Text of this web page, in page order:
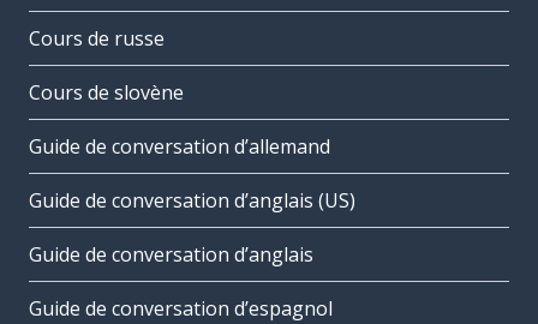
Cours de russe
Cours de slovène
Guide de conversation d’allemand
Guide de conversation d’anglais (US)
Guide de conversation d’anglais
Guide de conversation d’espagnol